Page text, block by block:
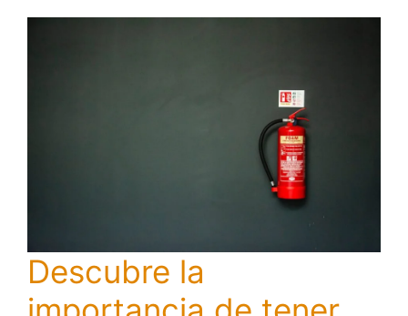
Descubre la